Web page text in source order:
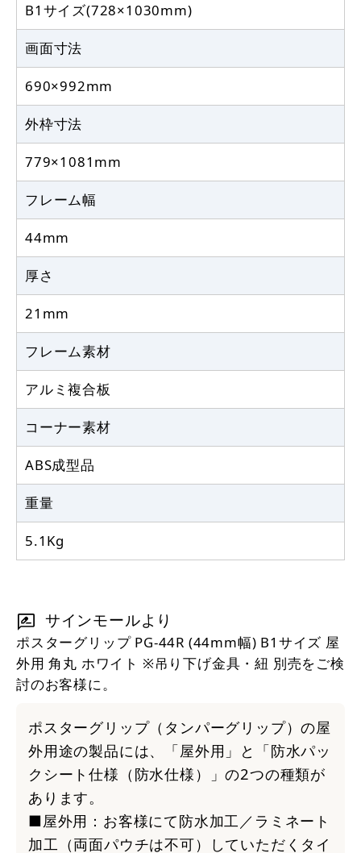
B1サイズ(728×1030mm)
画面寸法
690×992mm
外枠寸法
779×1081mm
フレーム幅
44mm
厚さ
21mm
フレーム素材
アルミ複合板
コーナー素材
ABS成型品
重量
5.1Kg
サインモールより
ポスターグリップ PG-44R (44mm幅) B1サイズ 屋
外用 角丸 ホワイト ※吊り下げ金具・紐 別売をご検
討のお客様に。
ポスターグリップ（タンパーグリップ）の屋
外用途の製品には、「屋外用」と「防水パッ
クシート仕様（防水仕様）」の2つの種類が
あります。
■屋外用：お客様にて防水加工／ラミネート
加工（両面パウチは不可）していただくタイ